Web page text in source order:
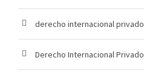
derecho internacional privado
Derecho Internacional Privado